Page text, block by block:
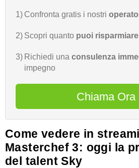
1) Confronta gratis i nostri
2) Scopri quanto puoi risparmiare
3) Richiedi una consulenza
impegno
Chiama Ora
Come vedere in
Masterchef 3: oggi la
del talent Sky